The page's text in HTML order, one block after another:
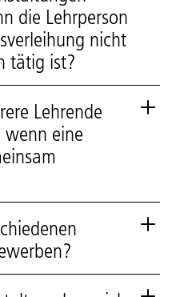
die Lehrperson
nicht
tätig ist?
Lehrende
eine